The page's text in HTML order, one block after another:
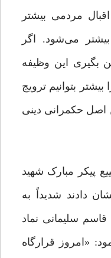
مردمی بیشتر
می‌شود. اگر
بگیری این وظیفه
بتوانیم ترویج
اصل حکمرانی دینی
پیکر مبارک شهید
دادند شدیداً به
سلیمانی نماد
«امروز قرارگاه